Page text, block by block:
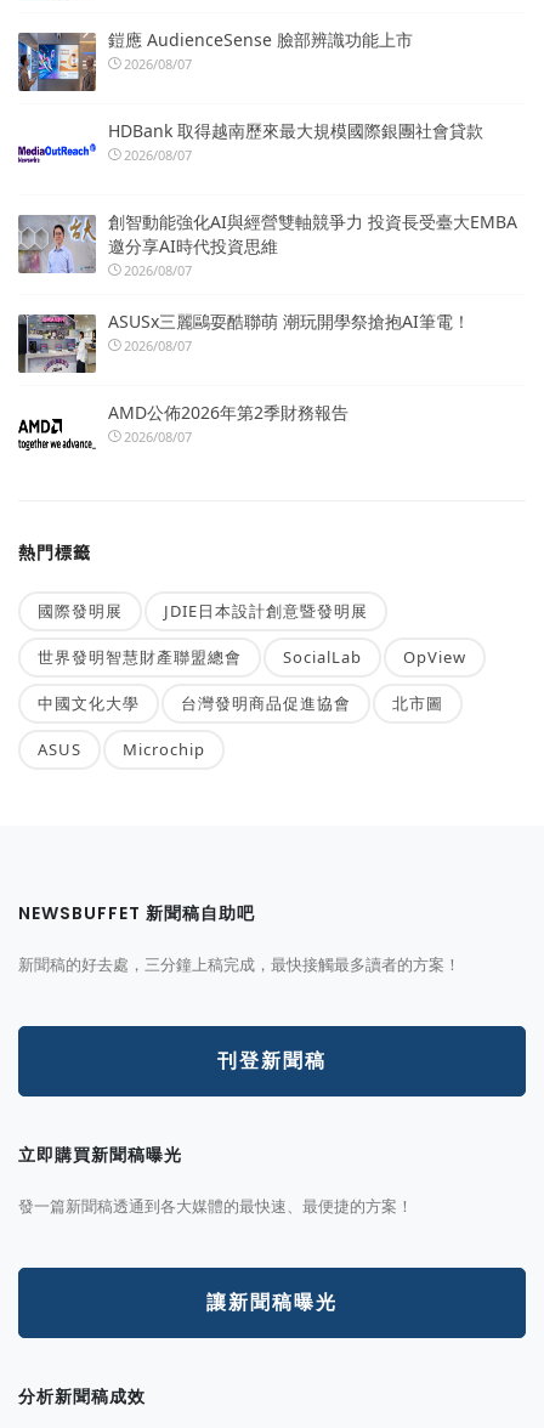
鎧應 AudienceSense 臉部辨識功能上市
2026/08/07
HDBank 取得越南歷來最大規模國際銀團社會貸款
2026/08/07
創智動能強化AI與經營雙軸競爭力 投資長受臺大EMBA
邀分享AI時代投資思維
2026/08/07
ASUSx三麗鷗耍酷聯萌 潮玩開學祭搶抱AI筆電！
2026/08/07
AMD公佈2026年第2季財務報告
2026/08/07
熱門標籤
國際發明展 JDIE日本設計創意暨發明展
世界發明智慧財產聯盟總會 SocialLab OpView
中國文化大學 台灣發明商品促進協會 北市圖
ASUS Microchip
NEWSBUFFET 新聞稿自助吧
新聞稿的好去處，三分鐘上稿完成，最快接觸最多讀者的方案！
刊登新聞稿
立即購買新聞稿曝光
發一篇新聞稿透通到各大媒體的最快速、最便捷的方案！
讓新聞稿曝光
分析新聞稿成效